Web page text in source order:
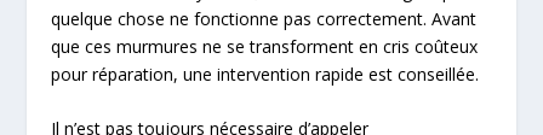
quelque chose ne fonctionne pas correctement. Avant
que ces murmures ne se transforment en cris coûteux
pour réparation, une intervention rapide est conseillée.
Il n’est pas toujours nécessaire d’appeler